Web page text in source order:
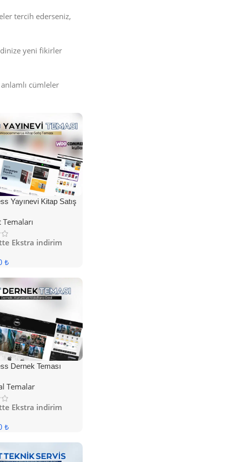
tercih ederseniz,
yeni fikirler
cümleler
Yayınevi Kitap Satış
Temaları
Ekstra indirim
₺
Dernek Teması
Temalar
Ekstra indirim
₺